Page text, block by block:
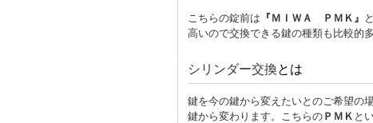
こちらの錠前は 『ＭＩＷＡ ＰＭＫ』
高いので交換できる鍵の種類も比較的
シリンダー交換とは
鍵を今の鍵から変えたいとのご希望の
鍵から変わります。こちらの ＰＭＫ と